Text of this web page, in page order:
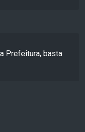
Prefeitura, basta